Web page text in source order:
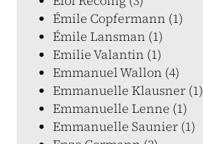
Émile Copfermann (1)
Émile Lansman (1)
Emilie Valantin (1)
Emmanuel Wallon (4)
Emmanuelle Klausner (1)
Emmanuelle Lenne (1)
Emmanuelle Saunier (1)